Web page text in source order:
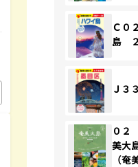
Ｃ０
島
Ｊ３
０
美大
（